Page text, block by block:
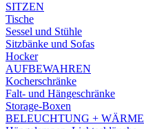
SITZEN
Tische
Sessel und Stühle
Sitzbänke und Sofas
Hocker
AUFBEWAHREN
Kocherschränke
Falt- und Hängeschränke
Storage-Boxen
BELEUCHTUNG + WÄRME